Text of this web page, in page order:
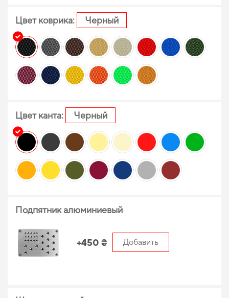
Цвет коврика: Черный
Цвет канта: Черный
Подпятник алюминиевый
+450 ₴ Добавить